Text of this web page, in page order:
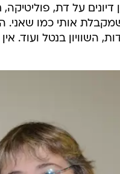
דיונים על דת,
אותי כמו
השוויון בנטל ועוד.